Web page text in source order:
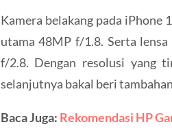
Kamera belakang pada iPhone
utama 48MP f/1.8. Serta
f/2.8. Dengan resolusi yang
selanjutnya bakal beri
Baca Juga: Rekomendasi HP